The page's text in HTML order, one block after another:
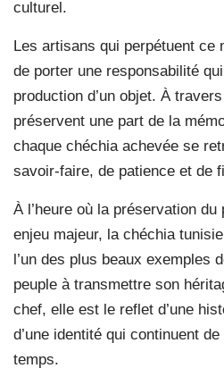
culturel.
Les artisans qui perpétuent ce
de porter une responsabilité
production d’un objet. À
préservent une part de la
chaque chéchia achevée se
savoir-faire, de patience et de
À l’heure où la préservation
enjeu majeur, la chéchia
l’un des plus beaux exemples
peuple à transmettre son
chef, elle est le reflet d’une
d’une identité qui continuent
temps.